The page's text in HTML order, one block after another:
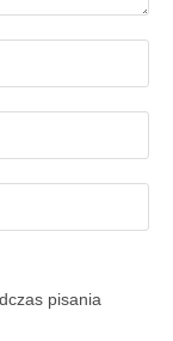
pisania